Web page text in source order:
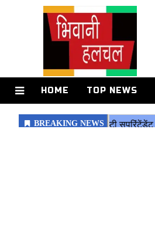
HOME TOP NEWS